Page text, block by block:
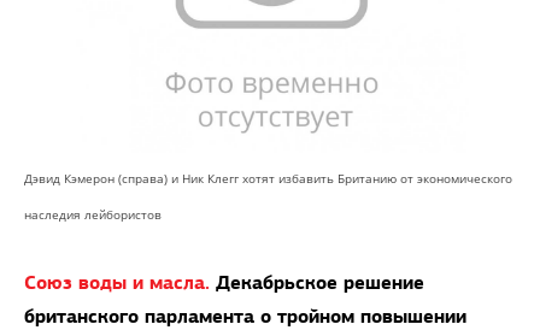
Дэвид Кэмерон (справа) и Ник Клегг хотят избавить Британию от экономического
наследия лейбористов
Союз воды и масла. Декабрьское решение
британского парламента о тройном повышении